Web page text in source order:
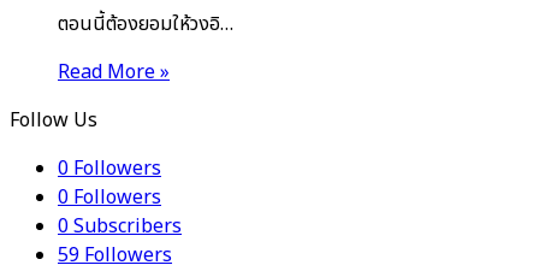
ตอนนี้ต้องยอมให้วงอิ…
Read More »
Follow Us
0 Followers
0 Followers
0Subscribers
59 Followers